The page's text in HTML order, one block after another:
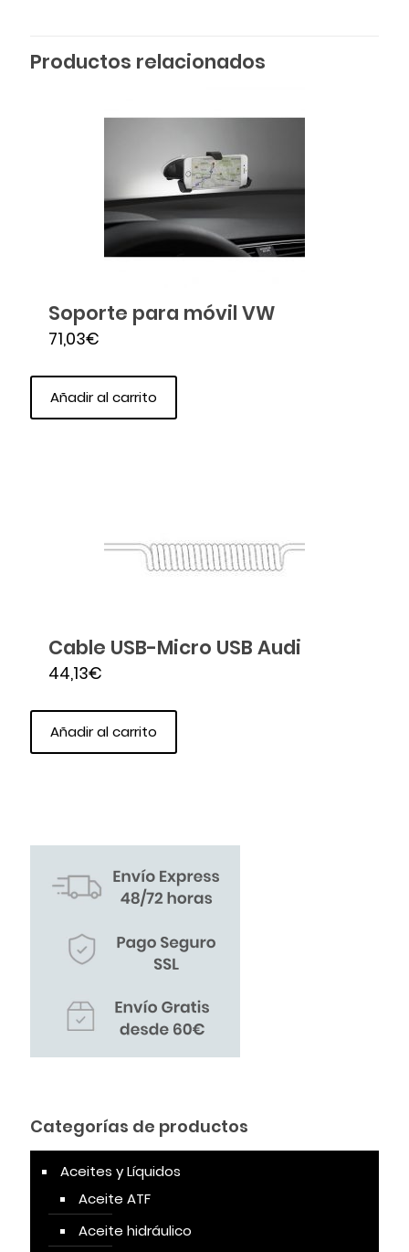
Productos relacionados
Soporte para móvil VW
71,03€
Añadir al carrito
Cable USB-Micro USB Audi
44,13€
Añadir al carrito
Categorías de productos
Aceites y Líquidos
Aceite ATF
Aceite hidráulico